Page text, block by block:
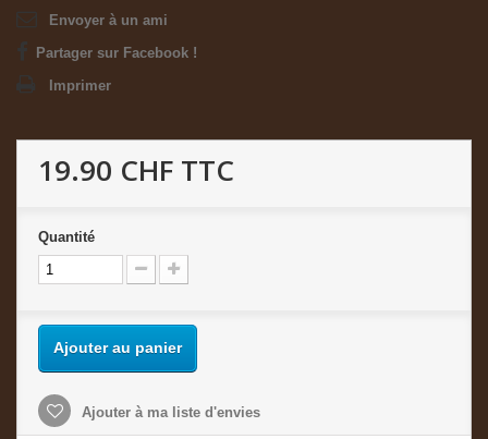
Envoyer à un ami
Partager sur Facebook !
Imprimer
19.90 CHF TTC
Quantité
Ajouter au panier
Ajouter à ma liste d'envies